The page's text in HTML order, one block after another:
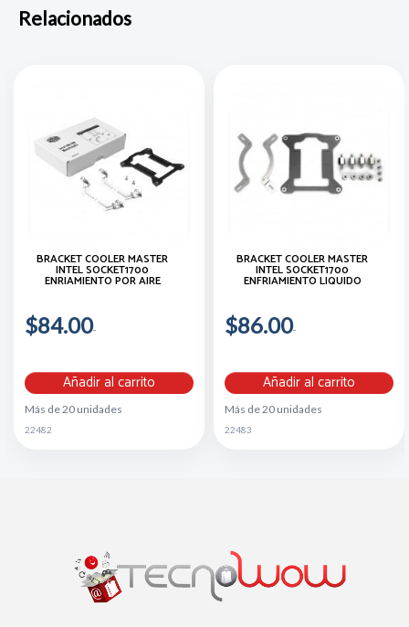
Relacionados
BRACKET COOLER MASTER
INTEL SOCKET1700
ENRIAMIENTO POR AIRE
$84.00
Añadir al carrito
Más de 20 unidades
22482
BRACKET COOLER MASTER
INTEL SOCKET1700
ENFRIAMIENTO LIQUIDO
$86.00
Añadir al carrito
Más de 20 unidades
22483